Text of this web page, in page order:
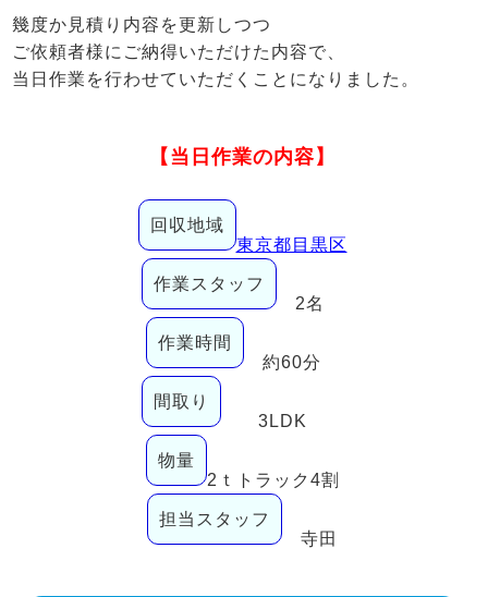
幾度か見積り内容を更新しつつ
ご依頼者様にご納得いただけた内容で、
当日作業を行わせていただくことになりました。
【当日作業の内容】
回収地域
東京都目黒区
作業スタッフ
2名
作業時間
約60分
間取り
3LDK
物量
2ｔトラック4割
担当スタッフ
寺田